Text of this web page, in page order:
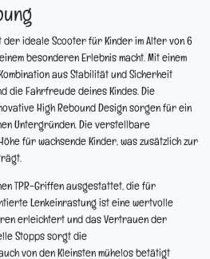
der ideale Scooter für Kinder im Alter von 6
besonderen Erlebnis macht. Mit einem
aus Stabilität und Sicherheit
die Fahrfreude deines Kindes. Die
High Rebound Design sorgen für ein
Untergründen. Die verstellbare
für wachsende Kinder, was zusätzlich zur
TPR-Griffen ausgestattet, die für
Lenkeinrastung ist eine wertvolle
erleichtert und das Vertrauen der
Stopps sorgt die
von den Kleinsten mühelos betätigt